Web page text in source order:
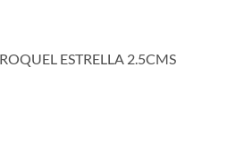
ESTRELLA 2.5CMS